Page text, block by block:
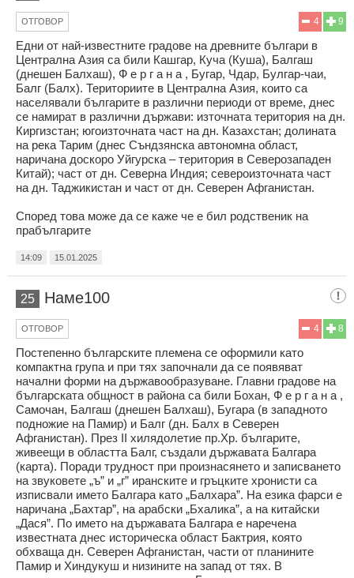
9
4
ОТГОВОР
Едни от най-известните градове на древните българи в
Централна Азия са били Кашгар, Куча (Куша), Балгаш
(днешен Балхаш), Ф е р г а н а , Бугар, Чдар, Булгар-чаи,
Балг (Балх). Териториите в Централна Азия, които са
населявали българите в различни периоди от време, днес
се намират в различни държави: източната територия на дн.
Киргизстан; югоизточната част на дн. Казахстан; долината
на река Тарим (днес Съндзянска автономна област,
наричана доскоро Уйгурска – територия в Северозападен
Китай); част от дн. Северна Индия; североизточната част
на дн. Таджикистан и част от дн. Северен Афганистан.
Според това може да се каже че е бил родственик на
прабългарите
14:09 15.01.2025
25 Наме100
8
4
ОТГОВОР
Постепенно българските племена се оформили като
компактна група и при тях започнали да се появяват
начални форми на държавообразуване. Главни градове на
българската общност в района са били Бохан, Ф е р г а н а ,
Самочан, Балгаш (днешен Балхаш), Бугара (в западното
подножие на Памир) и Балг (дн. Балх в Северен
Афганистан). През ІІ хилядолетие пр.Хр. българите,
живеещи в областта Балг, създали държавата Балгара
(карта). Поради трудност при произнасянето и записването
на звуковете „ъ” и „г” иранските и гръцките хронисти са
изписвали името Балгара като „Балхара”. На езика фарси е
наричана „Бахтар”, на арабски „Бхалика”, а на китайски
„Дася”. По името на държавата Балгара е наречена
известната днес историческа област Бактрия, която
обхваща дн. Северен Афганистан, части от планините
Памир и Хиндукуш и низините на запад от тях. В